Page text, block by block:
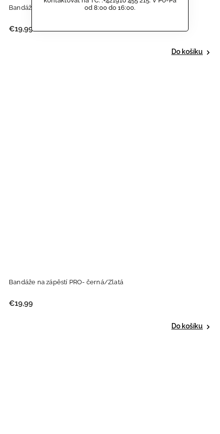
od 8:00 do 16:00.
Bandáže na zápěsti PRO - sivá/černá
€19,99
Do košíku
Bandáže na zápěstí PRO- černá/Zlatá
€19,99
Do košíku